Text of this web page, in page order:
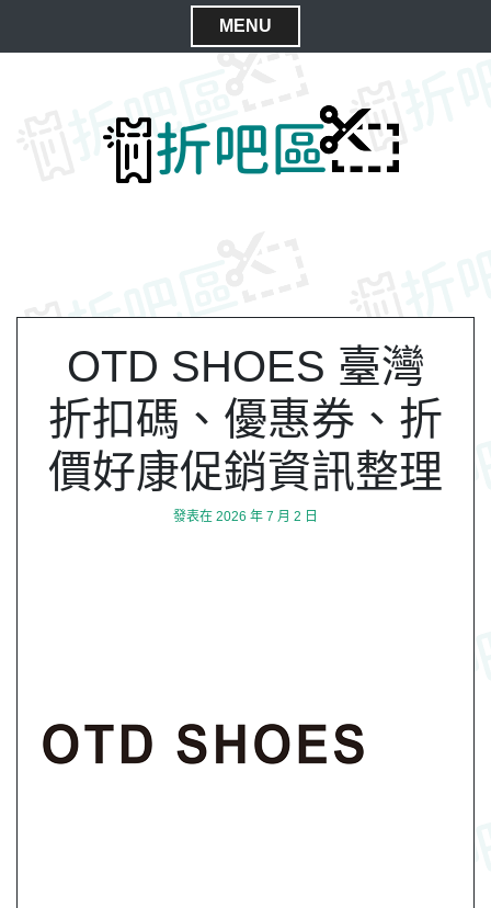
MENU
C
OTD SHOES 臺灣
折扣碼、優惠券、折
價好康促銷資訊整理
發表在 2026 年 7 月 2 日